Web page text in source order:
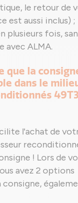
le retour de
est aussi inclus) ;
plusieurs fois,
avec ALMA.
que la
dans le
l'achat de
! Lors de
avez 2 options